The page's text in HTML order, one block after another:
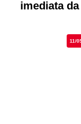
imediata
11/